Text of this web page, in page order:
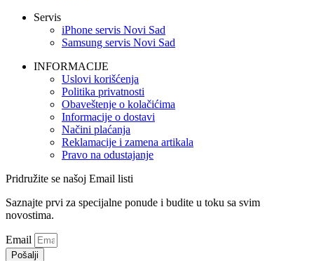
Servis
iPhone servis Novi Sad
Samsung servis Novi Sad
INFORMACIJE
Uslovi korišćenja
Politika privatnosti
Obaveštenje o kolačićima
Informacije o dostavi
Načini plaćanja
Reklamacije i zamena artikala
Pravo na odustajanje
Pridružite se našoj Email listi
Saznajte prvi za specijalne ponude i budite u toku sa svim
novostima.
Email
Pošalji